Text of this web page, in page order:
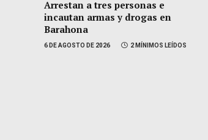
Arrestan a tres personas e
incautan armas y drogas en
Barahona
6 DE AGOSTO DE 2026 2 MÍNIMOS LEÍDOS